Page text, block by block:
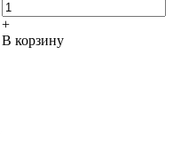
+
В корзину